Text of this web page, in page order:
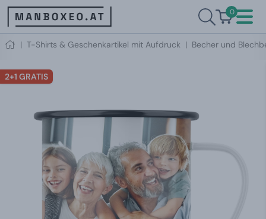
0
| T-Shirts & Geschenkartikel mit Aufdruck | Becher und
2+1 GRATIS